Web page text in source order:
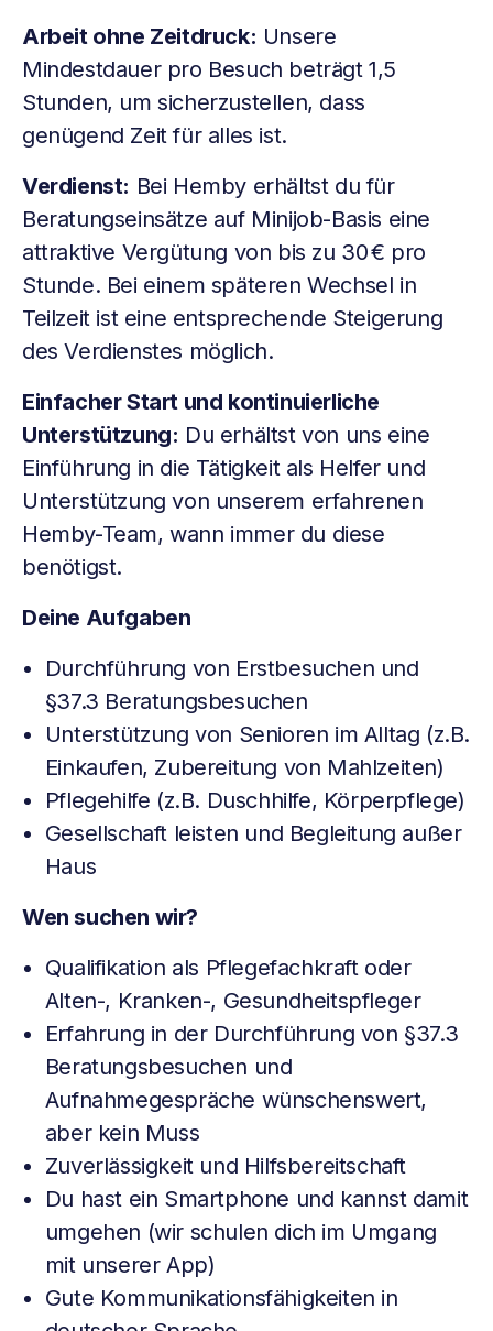
Arbeit ohne Zeitdruck: Unsere
Mindestdauer pro Besuch beträgt 1,5
Stunden, um sicherzustellen, dass
genügend Zeit für alles ist.
Verdienst: Bei Hemby erhältst du für
Beratungseinsätze auf Minijob-Basis eine
attraktive Vergütung von bis zu 30 € pro
Stunde. Bei einem späteren Wechsel in
Teilzeit ist eine entsprechende Steigerung
des Verdienstes möglich.
Einfacher Start und kontinuierliche
Unterstützung: Du erhältst von uns eine
Einführung in die Tätigkeit als Helfer und
Unterstützung von unserem erfahrenen
Hemby-Team, wann immer du diese
benötigst.
Deine Aufgaben
Durchführung von Erstbesuchen und
§37.3 Beratungsbesuchen
Unterstützung von Senioren im Alltag (z.B.
Einkaufen, Zubereitung von Mahlzeiten)
Pflegehilfe (z.B. Duschhilfe, Körperpflege)
Gesellschaft leisten und Begleitung außer
Haus
Wen suchen wir?
Qualifikation als Pflegefachkraft oder
Alten-, Kranken-, Gesundheitspfleger
Erfahrung in der Durchführung von §37.3
Beratungsbesuchen und
Aufnahmegespräche wünschenswert,
aber kein Muss
Zuverlässigkeit und Hilfsbereitschaft
Du hast ein Smartphone und kannst damit
umgehen (wir schulen dich im Umgang
mit unserer App)
Gute Kommunikationsfähigkeiten in